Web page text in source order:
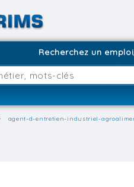
Recherchez un
agent-d-entretien-industriel-